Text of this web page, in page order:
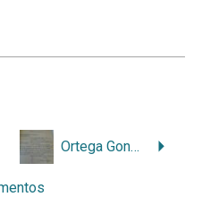
Ortega González, Esteban